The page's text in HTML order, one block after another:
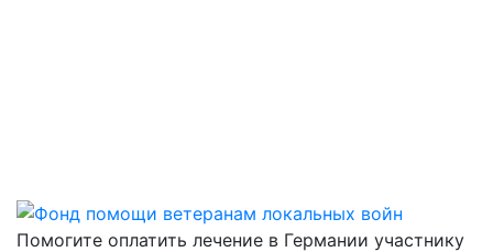
Помогите оплатить лечение в Германии участнику